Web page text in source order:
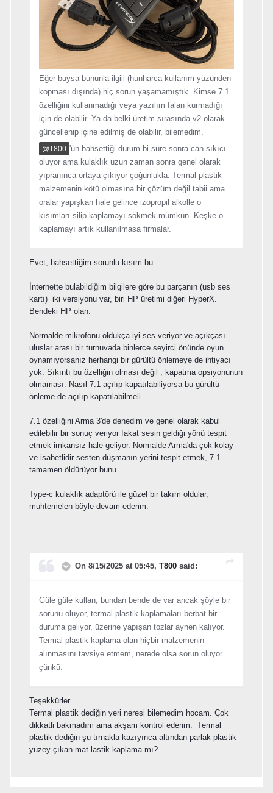
Eğer buysa bununla ilgili (hunharca kullanım yüzünden
kopması dışında) hiç sorun yaşamamıştık. Kimse 7.1
özelliğini kullanmadığı veya yazılım falan kurmadığı
için de olabilir. Ya da belki üretim sırasında v2 olarak
güncellenip içine edilmiş de olabilir, bilemedim.
@T800 'ün bahsettiği durum bi süre sonra can sıkıcı
oluyor ama kulaklık uzun zaman sonra genel olarak
yıpranınca ortaya çıkıyor çoğunlukla. Termal plastik
malzemenin kötü olmasına bir çözüm değil tabii ama
oralar yapışkan hale gelince izopropil alkolle o
kısımları silip kaplamayı sökmek mümkün. Keşke o
kaplamayı artık kullanılmasa firmalar.
Evet, bahsettiğim sorunlu kısım bu.
İnternette bulabildiğim bilgilere göre bu parçanın (usb ses
kartı) iki versiyonu var, biri HP üretimi diğeri HyperX.
Bendeki HP olan.
Normalde mikrofonu oldukça iyi ses veriyor ve açıkçası
uluslar arası bir turnuvada binlerce seyirci önünde oyun
oynamıyorsanız herhangi bir gürültü önlemeye de ihtiyacı
yok. Sıkıntı bu özelliğin olması değil , kapatma opsiyonunun
olmaması. Nasıl 7.1 açılıp kapatılabiliyorsa bu gürültü
önleme de açılıp kapatılabilmeli.
7.1 özelliğini Arma 3'de denedim ve genel olarak kabul
edilebilir bir sonuç veriyor fakat sesin geldiği yönü tespit
etmek imkansız hale geliyor. Normalde Arma'da çok kolay
ve isabetlidir sesten düşmanın yerini tespit etmek, 7.1
tamamen öldürüyor bunu.
Type-c kulaklık adaptörü ile güzel bir takım oldular,
muhtemelen böyle devam ederim.
On 8/15/2025 at 05:45, T800 said:
Güle güle kullan, bundan bende de var ancak şöyle bir
sorunu oluyor, termal plastik kaplamaları berbat bir
duruma geliyor, üzerine yapışan tozlar aynen kalıyor.
Termal plastik kaplama olan hiçbir malzemenin
alınmasını tavsiye etmem, nerede olsa sorun oluyor
çünkü.
Teşekkürler.
Termal plastik dediğin yeri neresi bilemedim hocam. Çok
dikkatli bakmadım ama akşam kontrol ederim. Termal
plastik dediğin şu tırnakla kazıyınca altından parlak plastik
yüzey çıkan mat lastik kaplama mı?